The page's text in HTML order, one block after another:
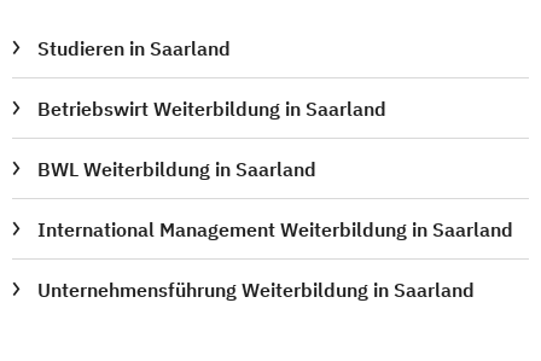
Studieren in Saarland
Betriebswirt Weiterbildung in Saarland
BWL Weiterbildung in Saarland
International Management Weiterbildung in Saarland
Unternehmensführung Weiterbildung in Saarland